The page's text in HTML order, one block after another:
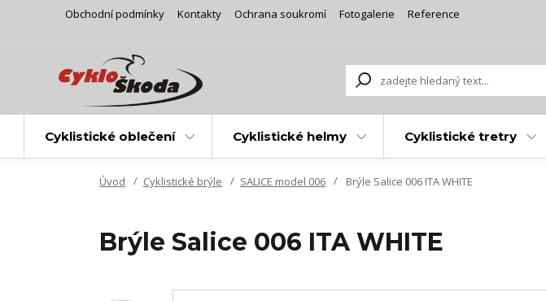
Obchodní podmínky Kontakty Ochrana soukromí Fotogalerie Reference
Cyklistické oblečení Cyklistické helmy Cyklistické tretry
Úvod Cyklistické brýle SALICE model 006 Brýle Salice 006 ITA WHITE
Brýle Salice 006 ITA WHITE